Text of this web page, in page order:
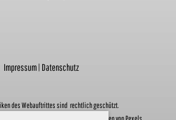
Impressum| Datenschutz
des Webauftrittes sind rechtlich geschützt.